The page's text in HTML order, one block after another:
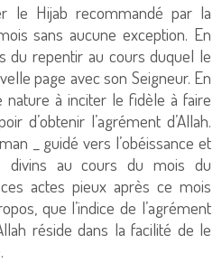
le Hijab recommandé par la
sans aucune exception. En
du repentir au cours duquel le
page avec son Seigneur. En
à inciter le fidèle à faire
d’obtenir l’agrément d’Allah.
_ guidé vers l’obéissance et
divins au cours du mois du
actes pieux après ce mois
que l’indice de l’agrément
réside dans la facilité de le